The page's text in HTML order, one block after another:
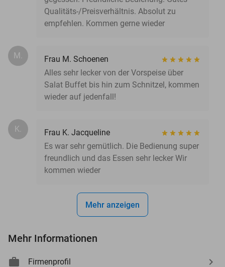
Qualitäts-/Preisverhältnis. Absolut zu
empfehlen. Kommen gerne wieder
M.
Frau M. Schoenen
Alles sehr lecker von der Vorspeise über
Salat Buffet bis hin zum Schnitzel, kommen
wieder auf jedenfall!
K.
Frau K. Jacqueline
Es war sehr gemütlich. Die Bedienung super
freundlich und das Essen sehr lecker Wir
kommen wieder
Mehr anzeigen
Mehr Informationen
Firmenprofil